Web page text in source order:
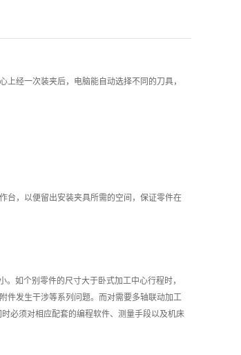
经一次装夹后，电脑能自动选择不同的刀具，
，以便留出安装夹具所需的空间，保证零件在
如个别零件的尺寸大于卧式加工中心行程时，
件发生干涉等系列问题。而对需要多轴联动加工
必须对相应配套的编程软件、测量手段以及机床